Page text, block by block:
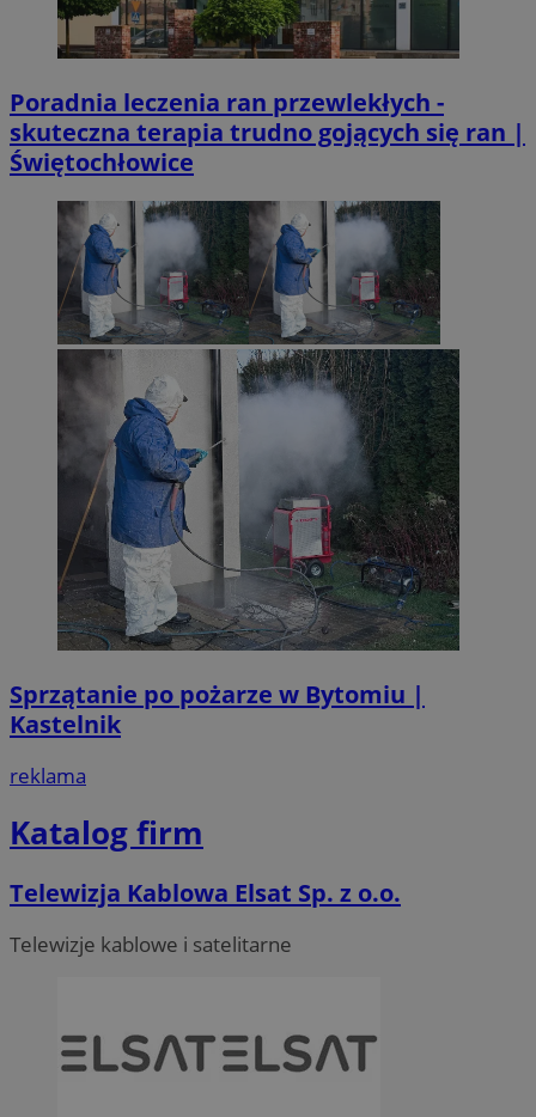
Poradnia leczenia ran przewlekłych -
skuteczna terapia trudno gojących się ran |
Świętochłowice
Sprzątanie po pożarze w Bytomiu |
Kastelnik
reklama
Katalog firm
Telewizja Kablowa Elsat Sp. z o.o.
Telewizje kablowe i satelitarne